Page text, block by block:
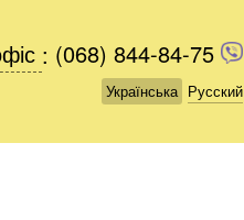
(068) 844-84-75
Українська Русский
: (068) 844-84-75
Українська Русский